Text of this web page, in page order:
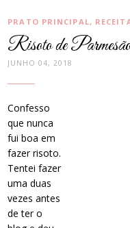
CATEGORIAS:
PRATO PRINCIPAL,
Risoto de
JUNHO 04, 2018
Confesso
que nunca
fui boa em
fazer risoto.
Tentei fazer
uma duas
vezes antes
de ter o